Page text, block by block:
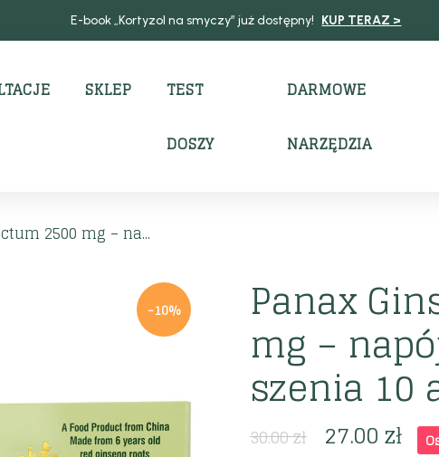
E-book „Kortyzol na smyczy” już dostępny! KUP TERAZ >
SKLEP TEST
DOSZY
DARMOWE
NARZĘDZIA
2500 mg – na...
-10% Panax
mg –
szenia 10
30.00zł 27.00zł